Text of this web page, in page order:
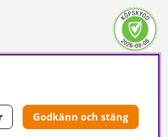
Godkänn och stäng